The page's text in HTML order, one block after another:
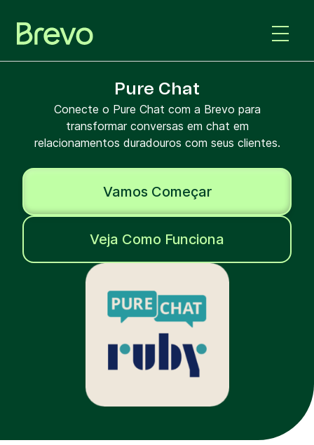
Pure Chat
Conecte o Pure Chat com a Brevo para
transformar conversas em chat em
relacionamentos duradouros com seus clientes.
Vamos Começar
Veja Como Funciona